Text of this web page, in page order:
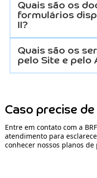
Quais são os
formulários
II?
Quais são os
pelo Site e pelo
Caso precise de
Entre em contato com a
atendimento para
conhecer nossos planos